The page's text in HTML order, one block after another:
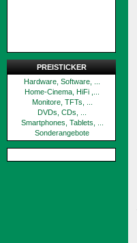
PREISTICKER
Hardware, Software, ...
Home-Cinema, HiFi ,...
Monitore, TFTs, ...
DVDs, CDs, ...
Smartphones, Tablets, ...
Sonderangebote